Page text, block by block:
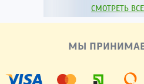
СМОТРЕТЬ
МЫ